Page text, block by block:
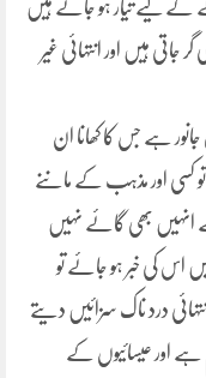
لیے تیار ہو جاتے ہیں
جاتی ہیں اور انتہائی غیر
ہے جس کا کھانا ان
کسی اور مذہب کے ماننے
بھی گائے نہیں
اس کی خبر ہو جائے تو
درد ناک سزائیں دیتے
ہے اور عیسائیوں کے